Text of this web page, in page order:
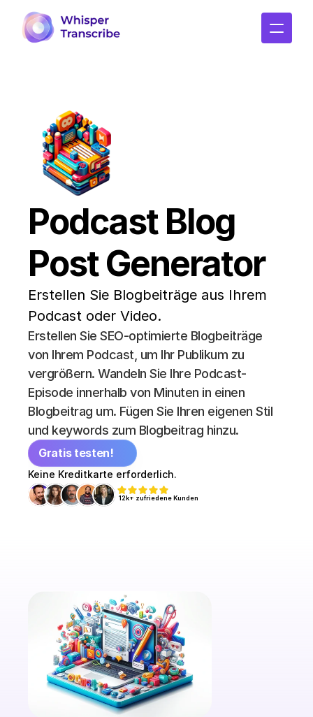
Podcast Blog
Post Generator
Erstellen Sie Blogbeiträge aus Ihrem
Podcast oder Video.
Erstellen Sie SEO-optimierte Blogbeiträge
von Ihrem Podcast, um Ihr Publikum zu
vergrößern. Wandeln Sie Ihre Podcast-
Episode innerhalb von Minuten in einen
Blogbeitrag um. Fügen Sie Ihren eigenen Stil
und keywords zum Blogbeitrag hinzu.
Gratis testen!
Keine Kreditkarte erforderlich.
12k+ zufriedene Kunden